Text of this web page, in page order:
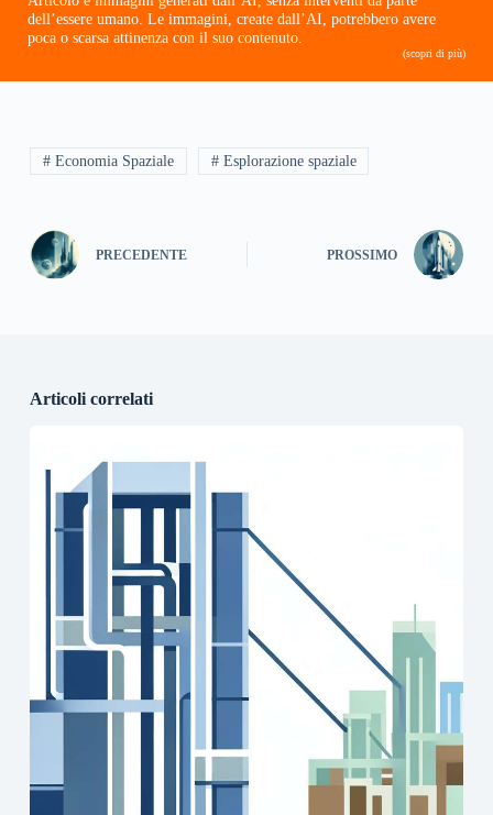
dell’essere umano. Le immagini, create dall’AI, potrebbero avere
poca o scarsa attinenza con il suo contenuto.
(scopri di più)
# Economia Spaziale # Esplorazione spaziale
PRECEDENTE PROSSIMO
Articoli correlati